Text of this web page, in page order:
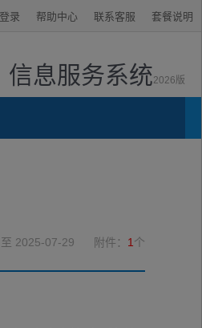
登录 帮助中心 联系客服 套餐说明
信息服务系统2026版
至 2025-07-29 附件： 1 个